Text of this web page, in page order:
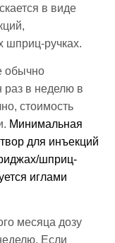
в виде
шприц-ручках.
обычно
раз в неделю в
стоимость
Минимальная
для инъекций
шприц-
иглами
месяца дозу
Если